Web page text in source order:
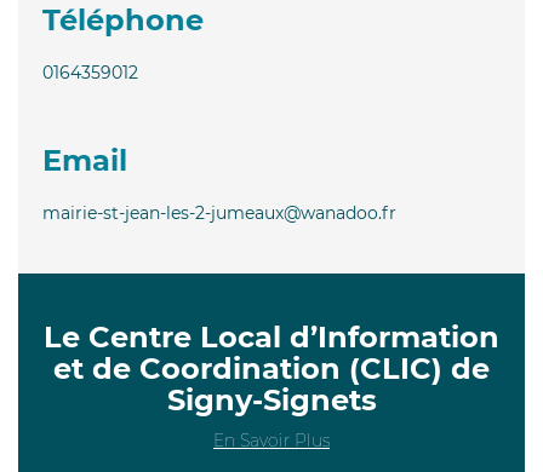
Téléphone
0164359012
Email
mairie-st-jean-les-2-jumeaux@wanadoo.fr
Le Centre Local d’Information
et de Coordination (CLIC) de
Signy-Signets
En Savoir Plus